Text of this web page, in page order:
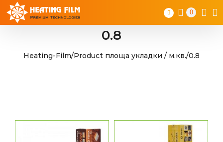
Skip
0
0.8
Heating-Film/Product площа укладки / м.кв./0.8